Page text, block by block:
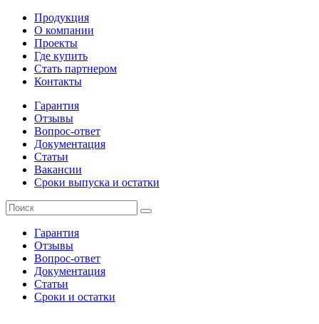
Продукция
О компании
Проекты
Где купить
Стать партнером
Контакты
Гарантия
Отзывы
Вопрос-ответ
Документация
Статьи
Вакансии
Сроки выпуска и остатки
Гарантия
Отзывы
Вопрос-ответ
Документация
Статьи
Сроки и остатки